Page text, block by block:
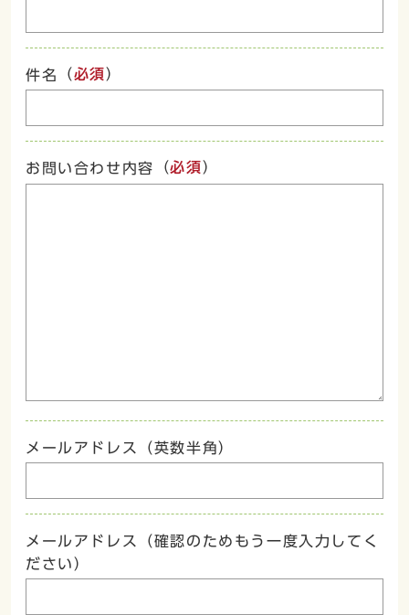
件名 （必須）
お問い合わせ内容 （必須）
メールアドレス（英数半角）
メールアドレス（確認のためもう一度入力してく
ださい）